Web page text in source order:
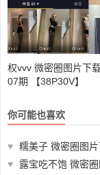
权vvv 微密圈图片下
07期 【38P30V】
你可能也喜欢
♥ 糯美子 微密圈图片下载
♥
露宝吃不饱 微密圈图片